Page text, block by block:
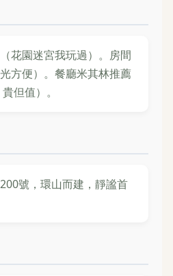
花園迷宮我玩過）。房間
方便）。餐廳米其林推薦
但值）。
號，環山而建，靜謐首